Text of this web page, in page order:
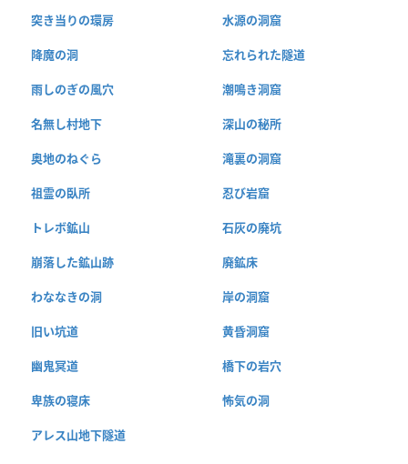
突き当りの環房 水源の洞窟
降魔の洞 忘れられた隧道
雨しのぎの風穴 潮鳴き洞窟
名無し村地下 深山の秘所
奥地のねぐら 滝裏の洞窟
祖霊の臥所 忍び岩窟
トレボ鉱山 石灰の廃坑
崩落した鉱山跡 廃鉱床
わななきの洞 岸の洞窟
旧い坑道 黄昏洞窟
幽鬼冥道 橋下の岩穴
卑族の寝床 怖気の洞
アレス山地下隧道